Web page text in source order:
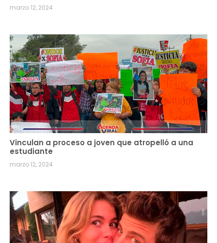
marzo 12, 2024
Vinculan a proceso a joven que atropelló a una
estudiante
marzo 12, 2024